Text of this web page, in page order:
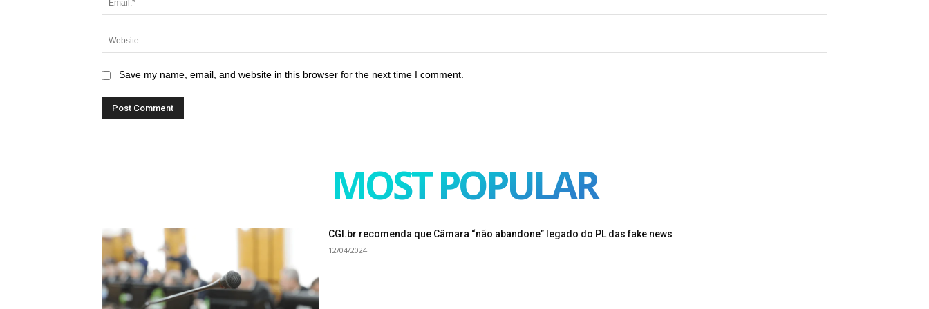
Save my name, email, and website in this browser for the next time I comment.
MOST POPULAR
CGI.br recomenda que Câmara “não abandone” legado do PL das fake news
12/04/2024